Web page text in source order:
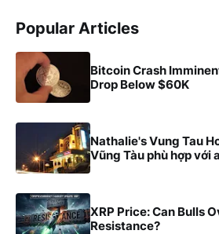
Popular Articles
Bitcoin Crash
Drop Below $60K
Nathalie's Vung Tau
Vũng Tàu phù hợp với
XRP Price: Can Bulls
Resistance?